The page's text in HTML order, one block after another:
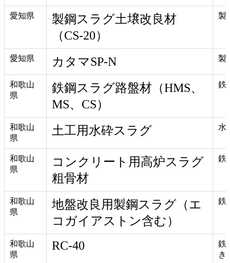
愛知県
製鋼スラグ土壌改良材
（CS-20）
製
愛知県 カタマSP-N 製
和歌山
県
鉄鋼スラグ路盤材（HMS、
MS、CS）
鉄
和歌山
県
土工用水砕スラグ 水
和歌山
県
コンクリート用高炉スラグ
粗骨材
鉄
和歌山
県
地盤改良用製鋼スラグ（エ
コガイアストン含む）
鉄
和歌山
県
RC-40
鉄
き